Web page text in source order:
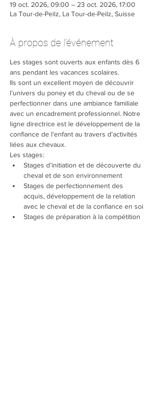
19 oct. 2026, 09:00 – 23 oct. 2026, 17:00
La Tour-de-Peilz, La Tour-de-Peilz, Suisse
À propos de l'événement
Les stages sont ouverts aux enfants dès 6
ans pendant les vacances scolaires.
Ils sont un excellent moyen de découvrir
l’univers du poney et du cheval ou de se
perfectionner dans une ambiance familiale
avec un encadrement professionnel. Notre
ligne directrice est le développement de la
confiance de l'enfant au travers d'activités
liées aux chevaux.
Les stages:
Stages d’initiation et de découverte du
cheval et de son environnement​
Stages de perfectionnement des
acquis, développement de la relation
avec le cheval et de la confiance en soi​
Stages de préparation à la compétition